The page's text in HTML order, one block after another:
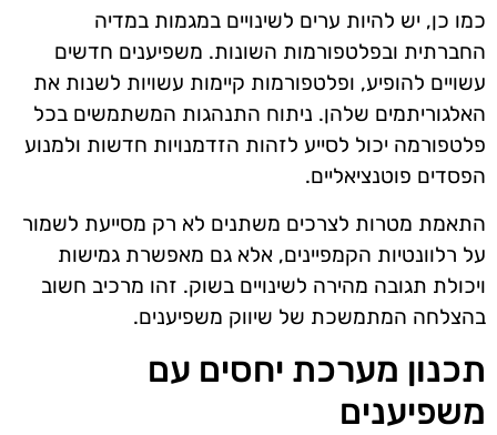
כמו כן, יש להיות ערים לשינויים במגמות במדיה
החברתית ובפלטפורמות השונות. משפיענים חדשים
עשויים להופיע, ופלטפורמות קיימות עשויות לשנות את
האלגוריתמים שלהן. ניתוח התנהגות המשתמשים בכל
פלטפורמה יכול לסייע לזהות הזדמנויות חדשות ולמנוע
הפסדים פוטנציאליים.
התאמת מטרות לצרכים משתנים לא רק מסייעת לשמור
על רלוונטיות הקמפיינים, אלא גם מאפשרת גמישות
ויכולת תגובה מהירה לשינויים בשוק. זהו מרכיב חשוב
בהצלחה המתמשכת של שיווק משפיענים.
תכנון מערכת יחסים עם
משפיענים